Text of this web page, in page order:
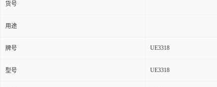
货号
用途
牌号 UE3318
型号 UE3318